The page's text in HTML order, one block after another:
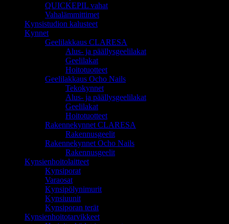
QUICKEPIL vahat
Vahalämmittimet
Kynsistudion kalusteet
Kynnet
Geelilakkaus CLARESA
Alus- ja päällysgeelilakat
Geelilakat
Hoitotuotteet
Geelilakkaus Ocho Nails
Tekokynnet
Alus- ja päällysgeelilakat
Geelilakat
Hoitotuotteet
Rakennekynnet CLARESA
Rakennusgeelit
Rakennekynnet Ocho Nails
Rakennusgeelit
Kynsienhoitolaitteet
Kynsiporat
Varaosat
Kynsipölynimurit
Kynsiuunit
Kynsiporan terät
Kynsienhoitotarvikkeet